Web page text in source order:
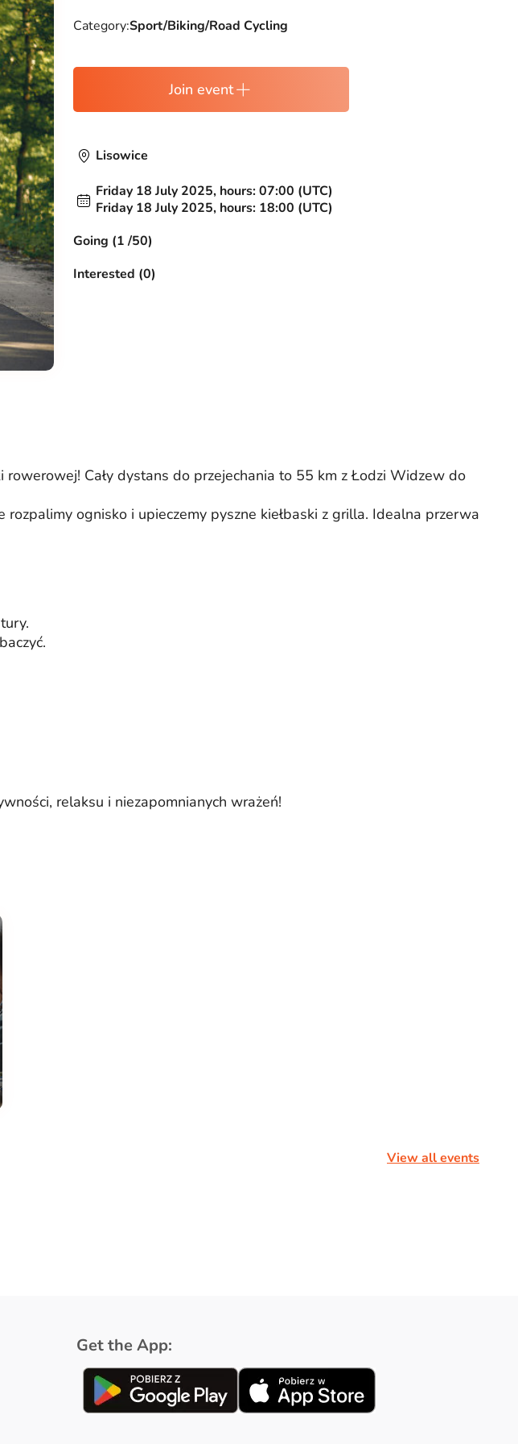
Category:Sport/Biking/Road Cycling
Join event
Lisowice
Friday 18 July 2025, hours: 07:00 (UTC)
Friday 18 July 2025, hours: 18:00 (UTC)
Going (1 /50)
Interested (0)
rowerowej! Cały dystans do przejechania to 55 km z Łodzi Widzew do
ognisko i upieczemy pyszne kiełbaski z grilla. Idealna przerwa
relaksu i niezapomnianych wrażeń!
View all events
Get the App: